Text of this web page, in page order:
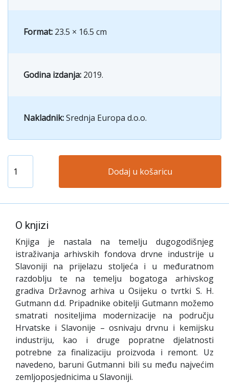
Format: 23.5 × 16.5 cm
Godina izdanja: 2019.
Nakladnik:Srednja Europa d.o.o.
Dodaj u košaricu
O knjizi
Knjiga je nastala na temelju dugogodišnjeg
istraživanja arhivskih fondova drvne industrije u
Slavoniji na prijelazu stoljeća i u međuratnom
razdoblju te na temelju bogatoga arhivskog
gradiva Državnog arhiva u Osijeku o tvrtki S. H.
Gutmann d.d. Pripadnike obitelji Gutmann možemo
smatrati nositeljima modernizacije na području
Hrvatske i Slavonije – osnivaju drvnu i kemijsku
industriju, kao i druge popratne djelatnosti
potrebne za finalizaciju proizvoda i remont. Uz
navedeno, baruni Gutmanni bili su među najvećim
zemljoposjednicima u Slavoniji.